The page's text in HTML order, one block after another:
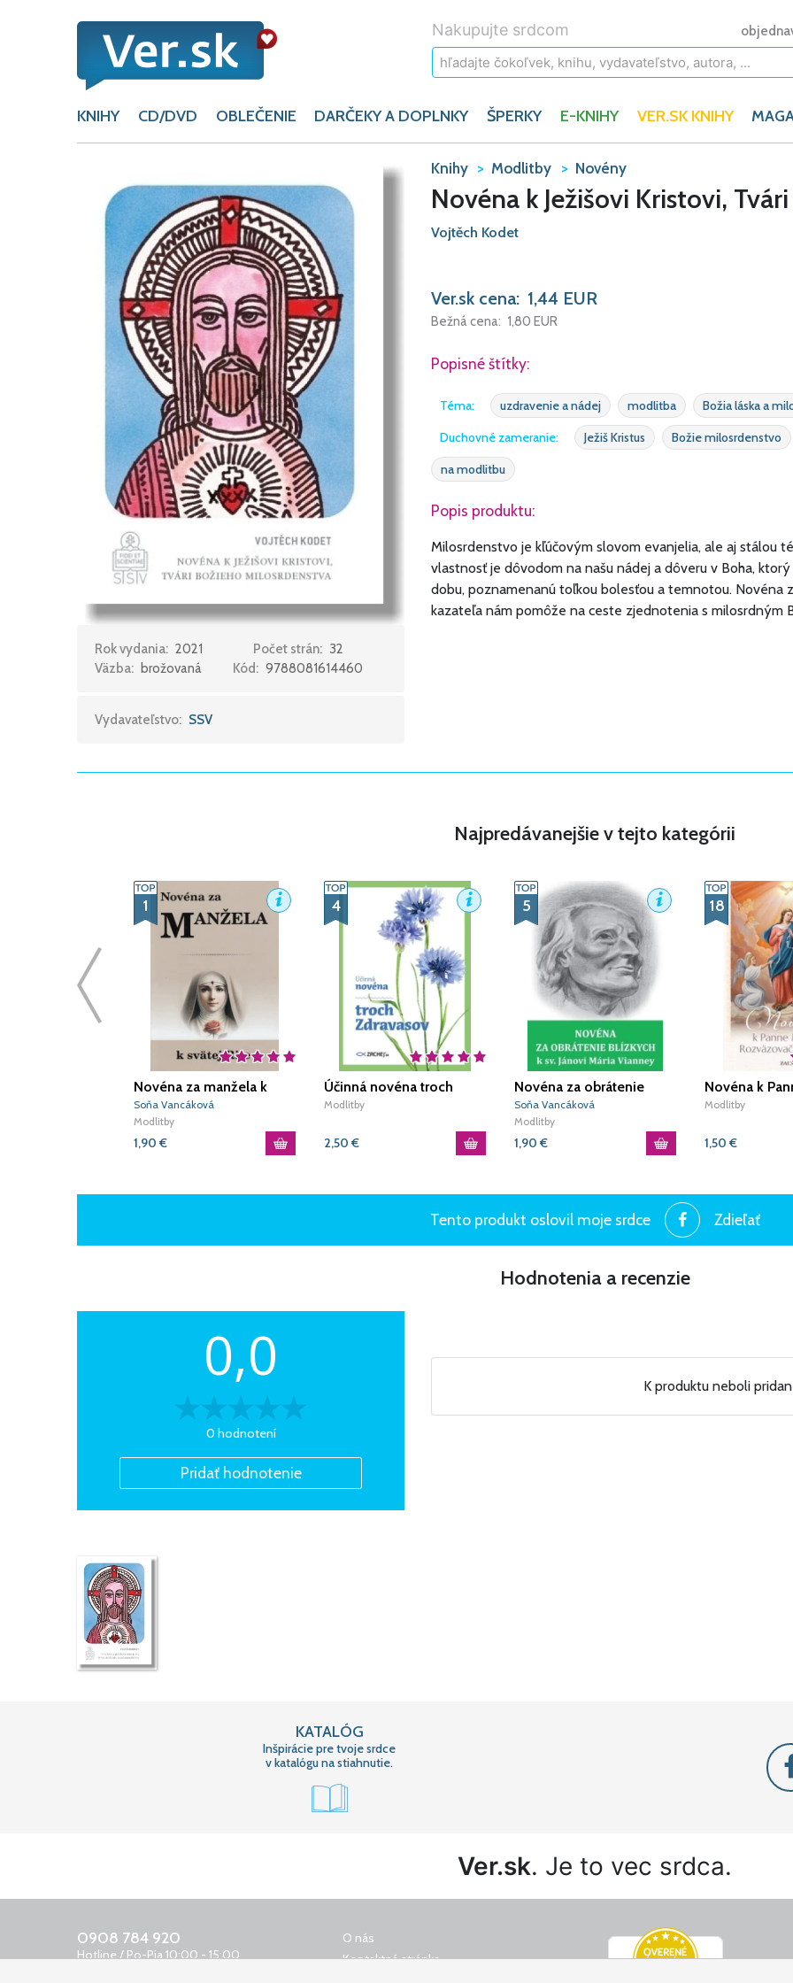
Nakupujte srdcom
KNIHY CD/DVD OBLEČENIE DARČEKY A DOPLNKY ŠPERKY E-KNIHY VER.SK KNIHY
Rok vydania: 2021 Počet strán: 32
Väzba: brožovaná Kód: 9788081614460
Vydavateľstvo: SSV
Knihy Modlitby Novény
Novéna k Ježišovi Kristovi,
Vojtěch Kodet
Ver.sk cena: 1,44 EUR
Bežná cena: 1,80 EUR
Popisné štítky:
Téma: uzdravenie a nádej modlitba Božia láska a
Duchovné zameranie:
Ježiš Kristus Božie milosrdenstvo
na modlitbu
Popis produktu:
Milosrdenstvo je kľúčovým slovom evanjelia, ale aj stálou
vlastnosť je dôvodom na našu nádej a dôveru v Boha,
dobu, poznamenanú toľkou bolesťou a temnotou. Novéna
kazateľa nám pomôže na ceste zjednotenia s milosrdným
Najpredávanejšie v tejto kategórii
1
Novéna za manžela k
svätej Rite
Soňa Vancáková
Modlitby
1,90 €
4
Účinná novéna troch
Zdravasov
Modlitby
2,50 €
5
Novéna za obrátenie
blízkych k sv. Jánovi Mária
Vianney
Soňa Vancáková
Modlitby
1,90 €
18
Novéna k
Modlitby
1,50 €
Tento produkt oslovil moje srdce Zdieľať
Hodnotenia a recenzie
0,0
0 hodnotení
K produktu neboli
KATALÓG
Inšpirácie pre tvoje srdce
v katalógu na stiahnutie.
Ver.sk. Je to vec srdca.
0908 784 920
Hotline / Po-Pia 10:00 - 15:00
O nás
Kontaktná stránka